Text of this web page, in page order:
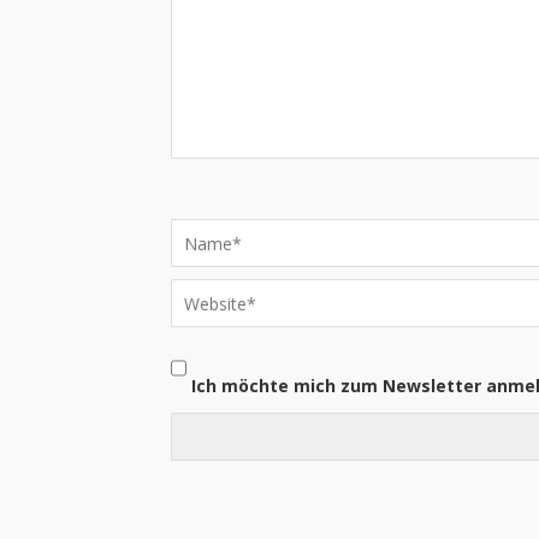
Ich möchte mich zum Newsletter